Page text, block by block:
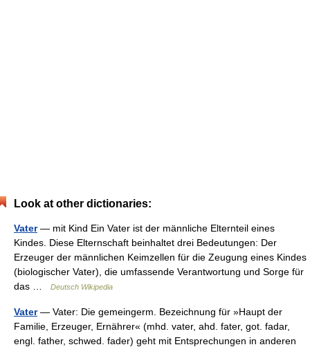
Look at other dictionaries:
Vater— mit Kind Ein Vater ist der männliche Elternteil eines
Kindes. Diese Elternschaft beinhaltet drei Bedeutungen: Der
Erzeuger der männlichen Keimzellen für die Zeugung eines Kindes
(biologischer Vater), die umfassende Verantwortung und Sorge für
das …
Deutsch Wikipedia
Vater— Vater: Die gemeingerm. Bezeichnung für »Haupt der
Familie, Erzeuger, Ernährer« (mhd. vater, ahd. fater, got. fadar,
engl. father, schwed. fader) geht mit Entsprechungen in anderen